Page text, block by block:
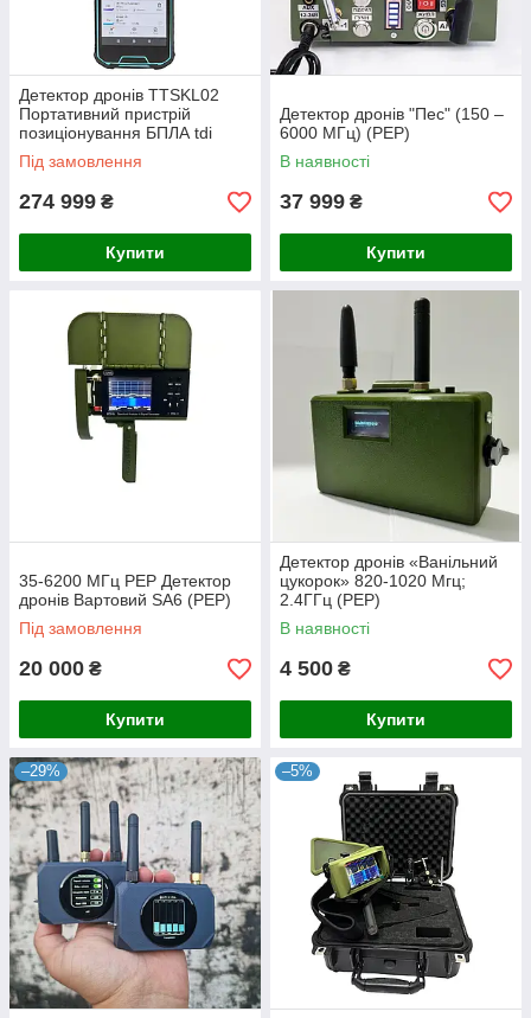
Детектор дронів TTSKL02
Портативний пристрій
позиціонування БПЛА tdi
(РЕР)
Під замовлення
274 999 ₴
Купити
Детектор дронів "Пес" (150 –
6000 МГц) (РЕР)
В наявності
37 999 ₴
Купити
35-6200 МГц РЕР Детектор
дронів Вартовий SA6 (РЕР)
Під замовлення
20 000 ₴
Купити
Детектор дронів «Ванільний
цукорок» 820-1020 Мгц;
2.4ГГц (РЕР)
В наявності
4 500 ₴
Купити
–29% –5%